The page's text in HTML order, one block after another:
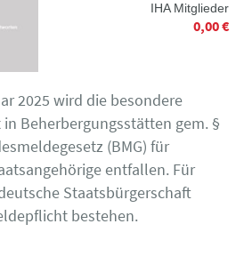
IHA Mitglieder
0,00 €
2025 wird die besondere
Beherbergungsstätten gem. §
(BMG) für
entfallen. Für
Staatsbürgerschaft
bestehen.